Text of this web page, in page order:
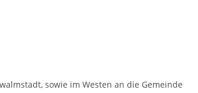
sowie im Westen an die Gemeinde